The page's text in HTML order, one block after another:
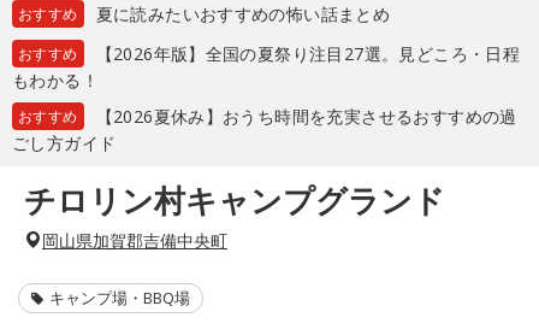
おすすめ 夏に読みたいおすすめの怖い話まとめ
おすすめ
【2026年版】全国の夏祭り注目27選。見どころ・日程
もわかる！
おすすめ
【2026夏休み】おうち時間を充実させるおすすめの過
ごし方ガイド
チロリン村キャンプグランド
岡山県加賀郡吉備中央町
キャンプ場・BBQ場